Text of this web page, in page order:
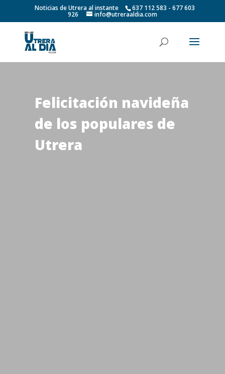
Noticias de Utrera al instante 637 112 583 - 677 603
926 info@utreraaldia.com
Felicitación navideña
de los populares de
Utrera